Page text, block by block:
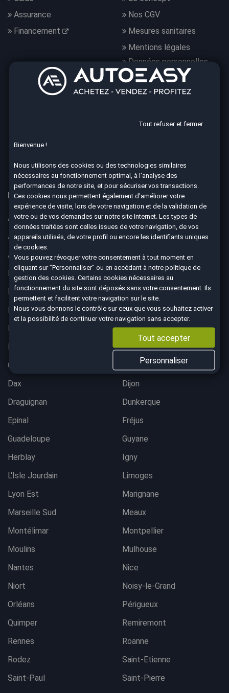
Assurance
Financement
Nos CGV
Mesures sanitaires
Mentions légales
Données personnelles
Nous suivre
8590 avis Google
Nos 67 agences à votre service dans toute la France
Aix-en-Provence
Ajaccio
Albertville
Anglet
Angoulême
Aurillac
Belfort
Bergerac
Besançon
Bordeaux lac
Bordeaux Mérignac
Bougival
Bourgoin-Jallieu
Brest
Brive-La-Gaillarde
Chalon-sur-Saône
Charleville-Mezières
Colmar
Dax
Dijon
Draguignan
Dunkerque
Epinal
Fréjus
Guadeloupe
Guyane
Herblay
Igny
L'Isle Jourdain
Limoges
Lyon Est
Marignane
Marseille Sud
Meaux
Montélimar
Montpellier
Moulins
Mulhouse
Nantes
Nice
Niort
Noisy-le-Grand
Orléans
Périgueux
Quimper
Remiremont
Rennes
Roanne
Rodez
Saint-Etienne
Saint-Paul
Saint-Pierre
Tout refuser et fermer
Bienvenue !
Nous utilisons des cookies ou des technologies similaires
nécessaires au fonctionnement optimal, à l'analyse des
performances de notre site, et pour sécuriser vos transactions.
Ces cookies nous permettent également d'améliorer votre
expérience de visite, lors de votre navigation et de la validation de
votre ou de vos demandes sur notre site Internet. Les types de
données traitées sont celles issues de votre navigation, de vos
appareils utilisés, de votre profil ou encore les identifiants uniques
de cookies.
Vous pouvez révoquer votre consentement à tout moment en
cliquant sur "Personnaliser" ou en accédant à notrepolitique de
gestion des cookies . Certains cookies nécessaires au
fonctionnement du site sont déposés sans votre consentement. Ils
permettent et facilitent votre navigation sur le site.
Nous vous donnons le contrôle sur ceux que vous souhaitez activer
et la possibilité de continuer votre navigation sans accepter.
Tout accepter
Personnaliser